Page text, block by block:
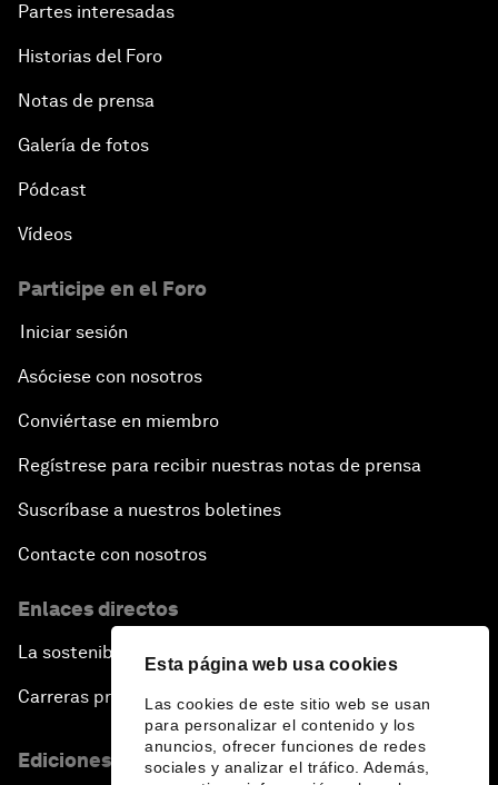
Esta página web usa cookies
Las cookies de este sitio web se usan
para personalizar el contenido y los
anuncios, ofrecer funciones de redes
sociales y analizar el tráfico. Además,
Partes interesadas
Historias del Foro
Notas de prensa
Galería de fotos
Pódcast
Vídeos
Participe en el Foro
Iniciar sesión
Asóciese con nosotros
Conviértase en miembro
Regístrese para recibir nuestras notas de prensa
Suscríbase a nuestros boletines
Contacte con nosotros
Enlaces directos
La sostenibilidad en el Foro
Carreras profesionales
Ediciones en otros idiomas